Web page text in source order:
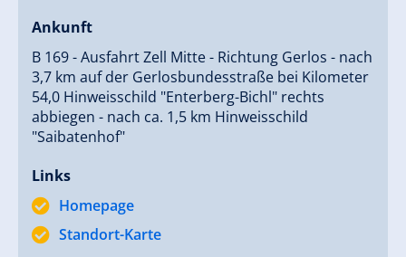
Ankunft
B 169 - Ausfahrt Zell Mitte - Richtung Gerlos - nach
3,7 km auf der Gerlosbundesstraße bei Kilometer
54,0 Hinweisschild "Enterberg-Bichl" rechts
abbiegen - nach ca. 1,5 km Hinweisschild
"Saibatenhof"
Links
Homepage
Standort-Karte